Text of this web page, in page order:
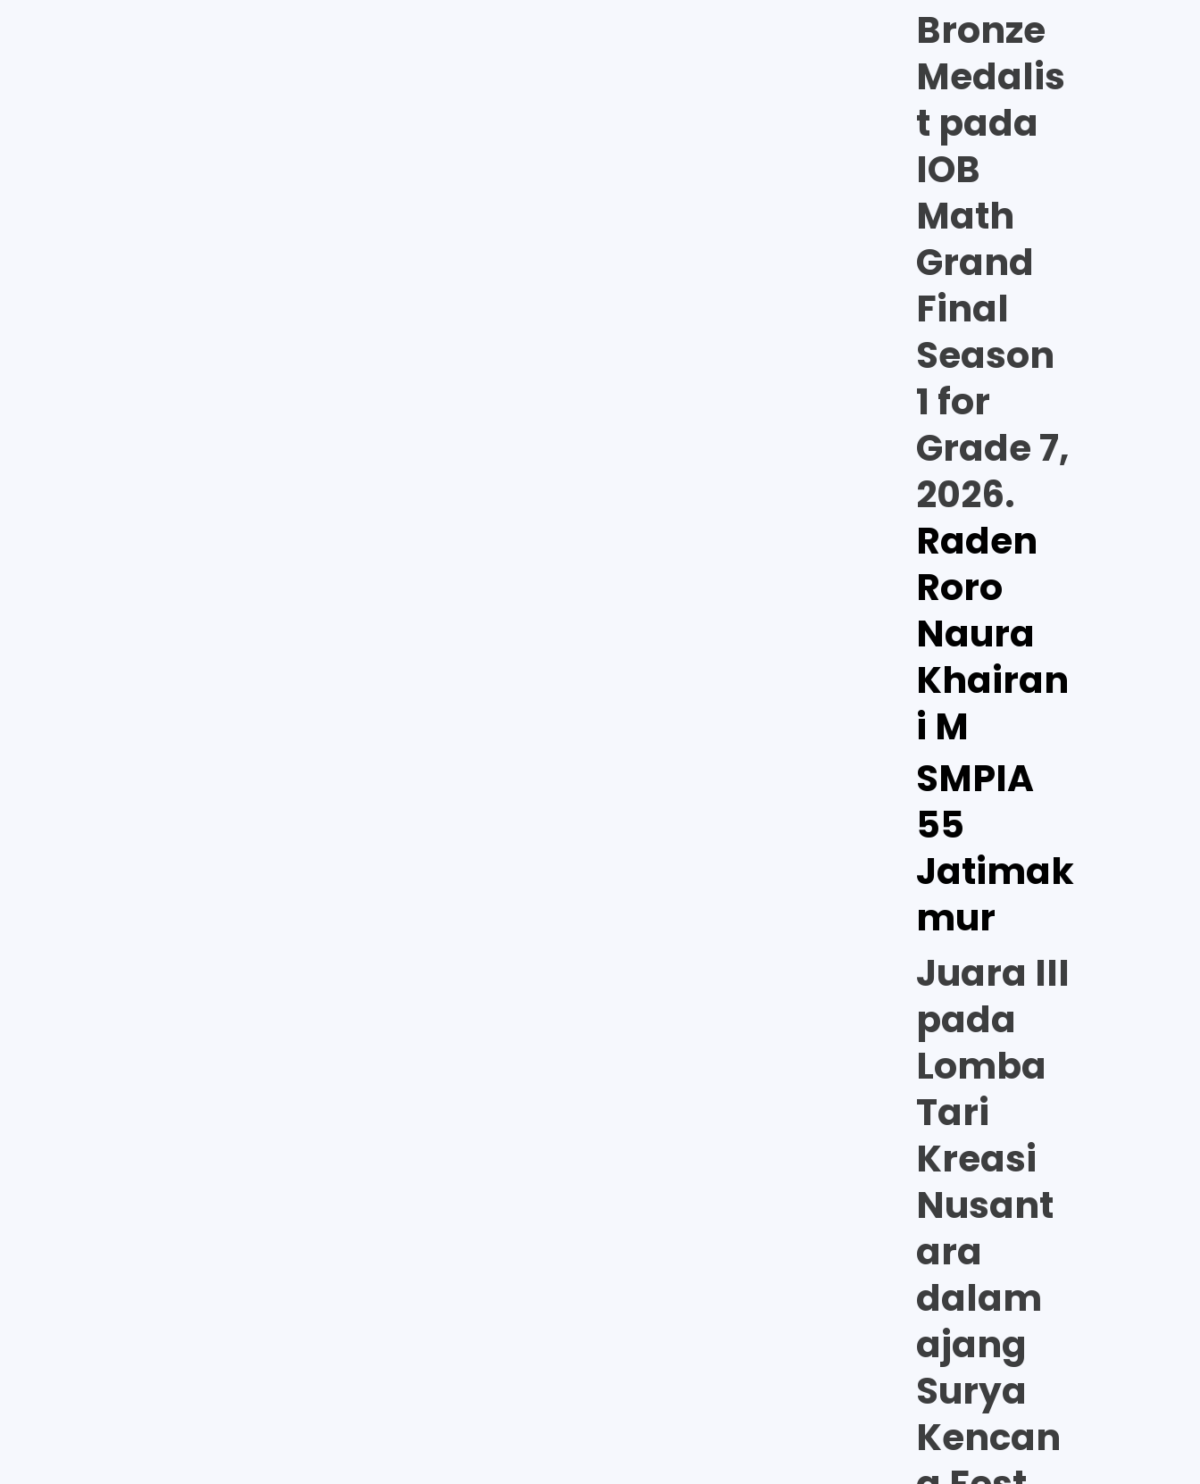
Bronze
Medalis
t pada
IOB
Math
Grand
Final
Season
1 for
Grade 7,
2026.
Raden
Roro
Naura
Khairan
i M
SMPIA
55
Jatimak
mur
Juara III
pada
Lomba
Tari
Kreasi
Nusant
ara
dalam
ajang
Surya
Kencan